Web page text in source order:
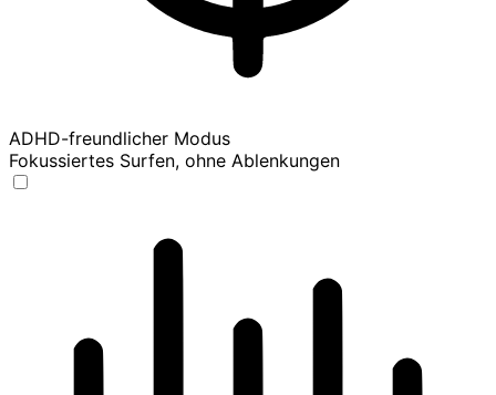
ADHD-freundlicher Modus
Fokussiertes Surfen, ohne Ablenkungen